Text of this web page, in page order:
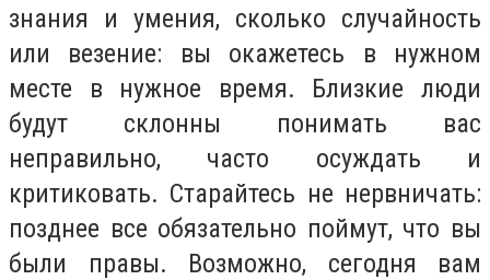
знания и умения, сколько случайность
или везение: вы окажетесь в нужном
месте в нужное время. Близкие люди
будут склонны понимать вас
неправильно, часто осуждать и
критиковать. Старайтесь не нервничать:
позднее все обязательно поймут, что вы
были правы. Возможно, сегодня вам